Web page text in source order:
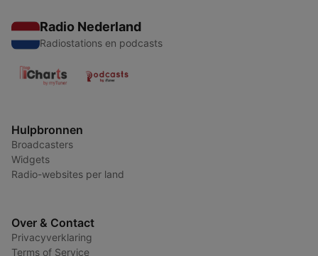
Radio Nederland
Radiostations en podcasts
Hulpbronnen
Broadcasters
Widgets
Radio-websites per land
Over & Contact
Privacyverklaring
Terms of Service